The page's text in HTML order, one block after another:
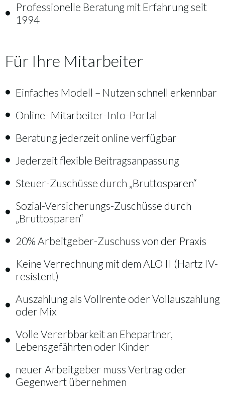
Professionelle Beratung mit Erfahrung seit
1994
Für Ihre Mitarbeiter
Einfaches Modell – Nutzen schnell erkennbar
Online- Mitarbeiter-Info-Portal
Beratung jederzeit online verfügbar
Jederzeit flexible Beitragsanpassung
Steuer-Zuschüsse durch „Bruttosparen“
Sozial-Versicherungs-Zuschüsse durch
„Bruttosparen“
20% Arbeitgeber-Zuschuss von der Praxis
Keine Verrechnung mit dem ALO II (Hartz IV-
resistent)
Auszahlung als Vollrente oder Vollauszahlung
oder Mix
Volle Vererbbarkeit an Ehepartner,
Lebensgefährten oder Kinder
neuer Arbeitgeber muss Vertrag oder
Gegenwert übernehmen